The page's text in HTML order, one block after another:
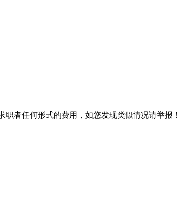
者任何形式的费用，如您发现类似情况请举报！